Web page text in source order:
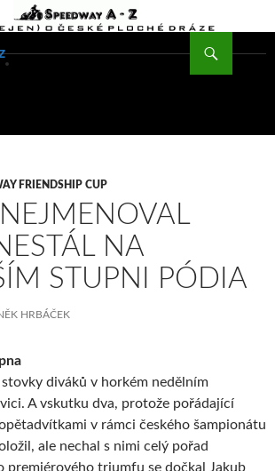
FRIENDSHIP CUP
NA
STUPNI PÓDIA
HRBÁČEK
diváků v horkém nedělním
A vskutku dva, protože pořádající
v rámci českého šampionátu
ale nechal s nimi celý pořad
premiérového triumfu se dočkal Jakub